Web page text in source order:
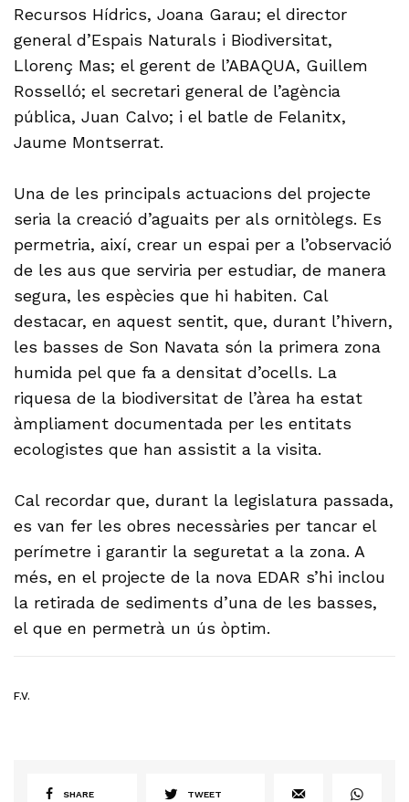
Recursos Hídrics, Joana Garau; el director
general d’Espais Naturals i Biodiversitat,
Llorenç Mas; el gerent de l’ABAQUA, Guillem
Rosselló; el secretari general de l’agència
pública, Juan Calvo; i el batle de Felanitx,
Jaume Montserrat.
Una de les principals actuacions del projecte
seria la creació d’aguaits per als ornitòlegs. Es
permetria, així, crear un espai per a l’observació
de les aus que serviria per estudiar, de manera
segura, les espècies que hi habiten. Cal
destacar, en aquest sentit, que, durant l’hivern,
les basses de Son Navata són la primera zona
humida pel que fa a densitat d’ocells. La
riquesa de la biodiversitat de l’àrea ha estat
àmpliament documentada per les entitats
ecologistes que han assistit a la visita.
Cal recordar que, durant la legislatura passada,
es van fer les obres necessàries per tancar el
perímetre i garantir la seguretat a la zona. A
més, en el projecte de la nova EDAR s’hi inclou
la retirada de sediments d’una de les basses,
el que en permetrà un ús òptim.
F.V.
SHARE TWEET